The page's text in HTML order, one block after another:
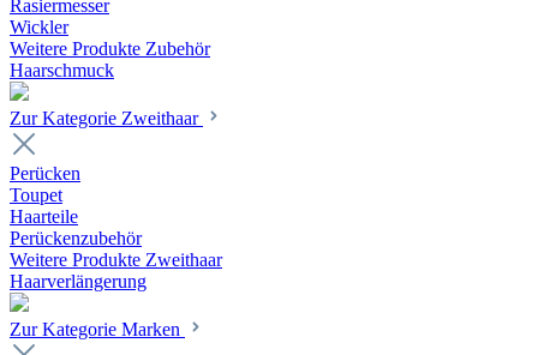
Rasiermesser
Wickler
Weitere Produkte Zubehör
Haarschmuck
Zur Kategorie Zweithaar
Perücken
Toupet
Haarteile
Perückenzubehör
Weitere Produkte Zweithaar
Haarverlängerung
Zur Kategorie Marken